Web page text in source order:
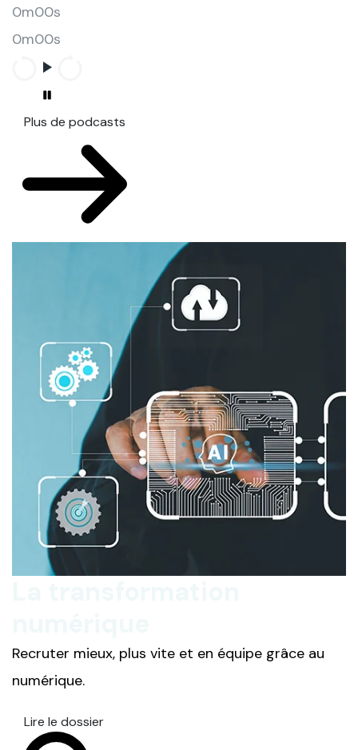
0m00s
0m00s
Plus de podcasts
Recruter mieux, plus vite et en équipe grâce au
numérique.
Lire le dossier